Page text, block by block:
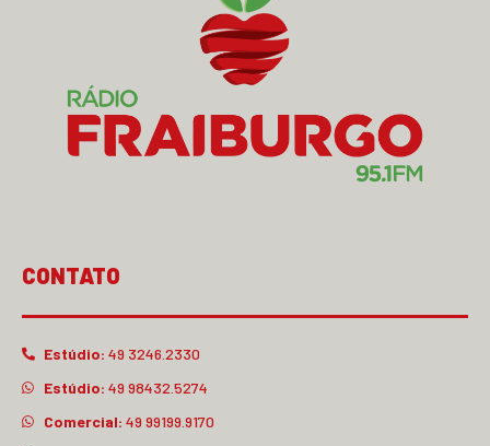
CONTATO
Estúdio: 49 3246.2330
Estúdio: 49 98432.5274
Comercial: 49 99199.9170